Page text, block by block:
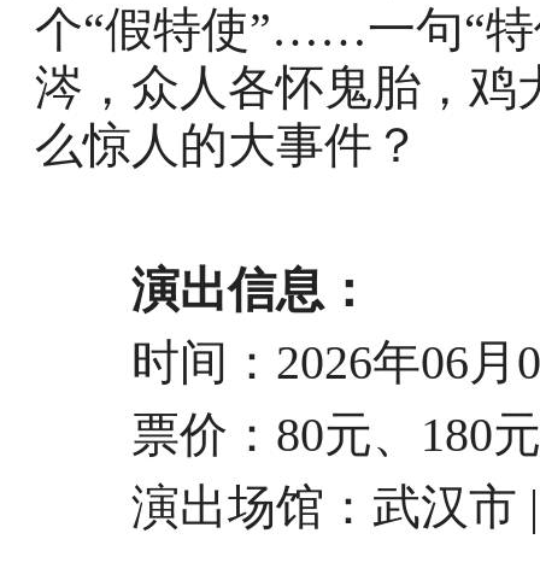
个“假特使”……一句“特
涔，众人各怀鬼胎，鸡
么惊人的大事件？
演出信息：
时间：2026年06月
票价：80元、180元
演出场馆：武汉市 |